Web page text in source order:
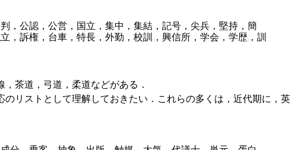
，公認，公営，国立，集中，集結，記号，尖兵，堅持，簡
訴権，台車，特長，外勤，校訓，興信所，学会，学歴，訓
茶道，弓道，柔道などがある．
リストとして理解しておきたい．これらの多くは，近代期に，英